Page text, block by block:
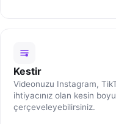
Kestir
Videonuzu Instagram,
ihtiyacınız olan kesin
çerçeveleyebilirsiniz.